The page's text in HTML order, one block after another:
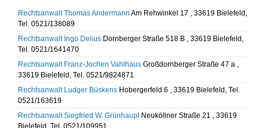
Rechtsanwalt Thomas Andermann Am Rehwinkel 17 , 33619 Bielefeld,
Tel. 0521/138089
Rechtsanwalt Ingo Delius Dornberger Straße 518 B , 33619 Bielefeld,
Tel. 0521/1641470
Rechtsanwalt Franz-Jochen Vahlhaus Großdornberger Straße 47 a ,
33619 Bielefeld, Tel. 0521/9824871
Rechtsanwalt Ludger Büskens Hobergerfeld 6 , 33619 Bielefeld, Tel.
0521/163619
Rechtsanwalt Siegfried W. GrünhauptNeuköllner Straße 21 , 33619
Bielefeld, Tel. 0521/109951